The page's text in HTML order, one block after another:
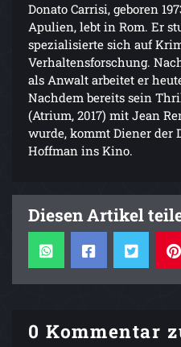
Donato Carrisi, geboren
Apulien, lebt in Rom. Er
spezialisierte sich auf
Verhaltensforschung.
als Anwalt arbeitet er
Nachdem bereits sein
(Atrium, 2017) mit Jean
wurde, kommt Diener der
Hoffman ins Kino.
Diesen Artikel
0 Kommentar